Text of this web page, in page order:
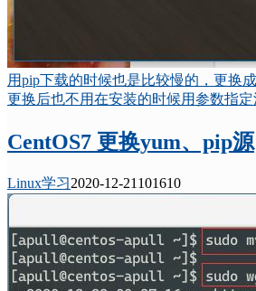
用pip下载的时候也是比较慢的，更换
更换后也不用在安装的时候用参数指
CentOS7 更换yum、pip源
Linux学习2020-12-21 101610